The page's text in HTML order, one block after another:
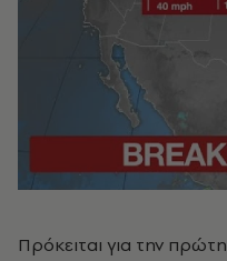
Πρόκειται για την πρώτη